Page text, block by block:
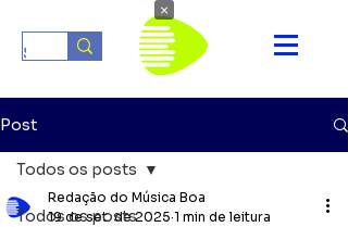
Post
Todos os posts
Todos os posts
Redação do Música Boa
19 de set. de 2025 1 min de leitura
×